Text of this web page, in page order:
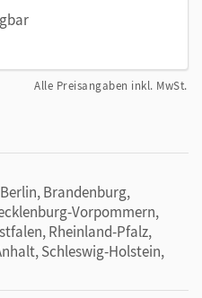
Alle Preisangaben inkl. MwSt.
Brandenburg,
Vorpommern,
Rheinland-Pfalz,
Schleswig-Holstein,